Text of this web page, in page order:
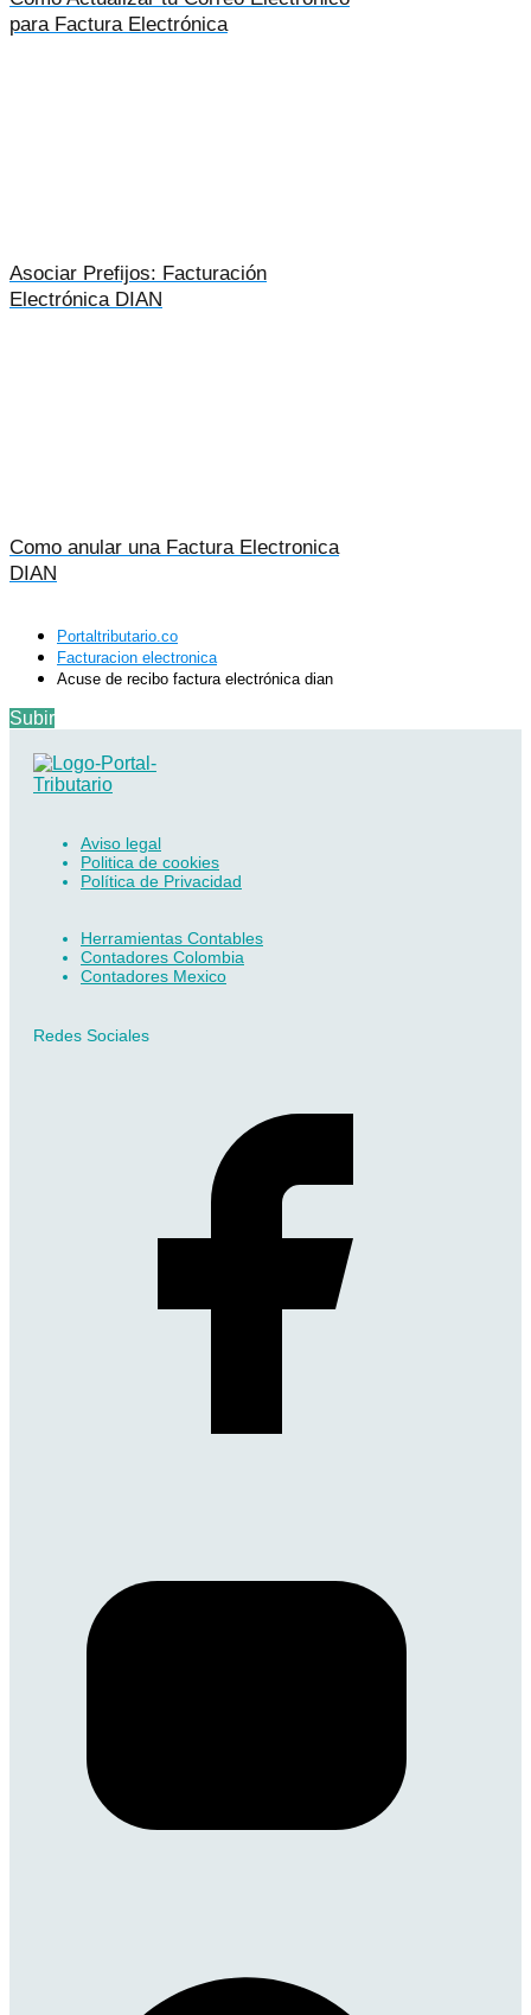
para Factura Electrónica
Asociar Prefijos: Facturación
Electrónica DIAN
Como anular una Factura Electronica
DIAN
Portaltributario.co
Facturacion electronica
Acuse de recibo factura electrónica dian
Subir
Aviso legal
Politica de cookies
Política de Privacidad
Herramientas Contables
Contadores Colombia
Contadores Mexico
Redes Sociales